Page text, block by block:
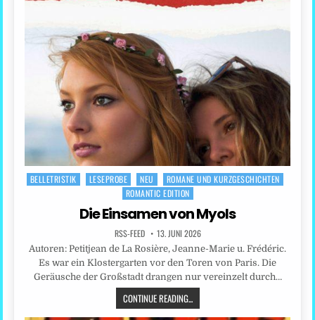
Posted
BELLETRISTIK LESEPROBE NEU
ROMANE UND KURZGESCHICHTEN
ROMANTIC EDITION
Die Einsamen von Myols
RSS-FEED 13. JUNI 2026
Autoren: Petitjean de La Rosière, Jeanne-Marie u. Frédéric.
Es war ein Klostergarten vor den Toren von Paris. Die
Geräusche der Großstadt drangen nur vereinzelt durch…
CONTINUE READING...